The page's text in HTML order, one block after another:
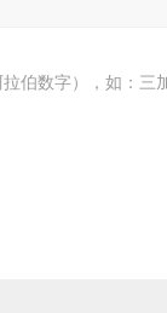
伯数字），如：三